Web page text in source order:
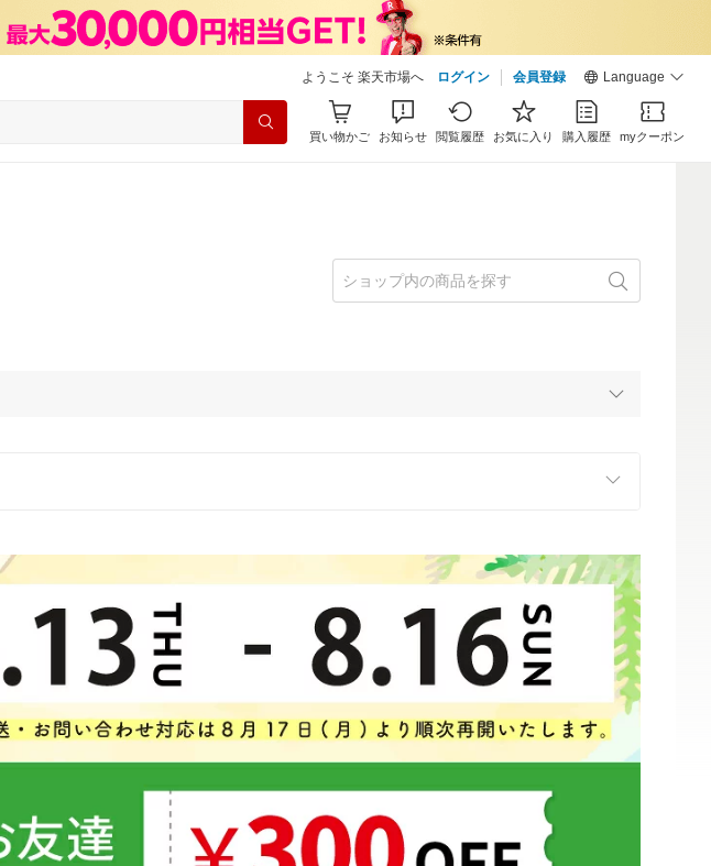
ようこそ 楽天市場へ ログイン 会員登録 Language
買い物かご お知らせ 閲覧履歴 お気に入り 購入履歴 myクーポン